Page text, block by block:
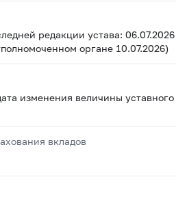
редакции устава: 06.07.2026
органе 10.07.2026)
изменения величины уставного
вкладов